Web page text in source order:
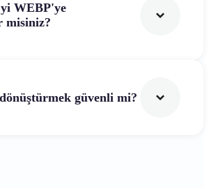
WEBP'ye
misiniz?
güvenli mi?